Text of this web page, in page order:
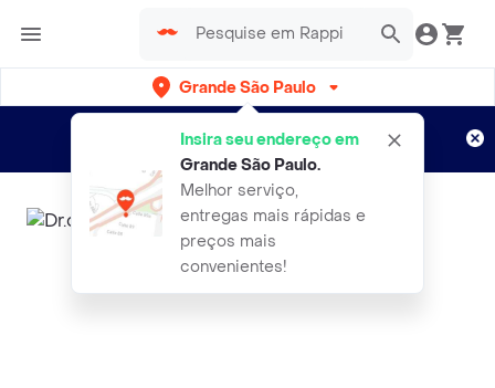
Grande São Paulo
Insira seu endereço em
Grande São Paulo.
Melhor serviço,
entregas mais rápidas e
preços mais
convenientes!
Entregas grátis por 15 dias!
Aplicam T&C